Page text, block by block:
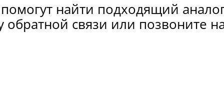
найти подходящий
обратной связи или